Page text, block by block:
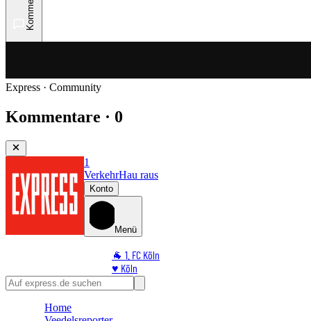
Express · Community
Kommentare · 0
1
VerkehrHau raus
Konto
Menü
🐐 1. FC Köln
♥️ Köln
⭐ Promi
Home